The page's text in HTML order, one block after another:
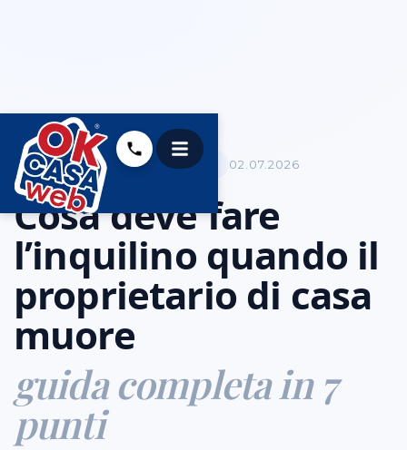
AFFITTI &AMP; LOCAZIONE 02.07.2026
Cosa deve fare
l’inquilino quando il
proprietario di casa
muore
guida completa in 7
punti